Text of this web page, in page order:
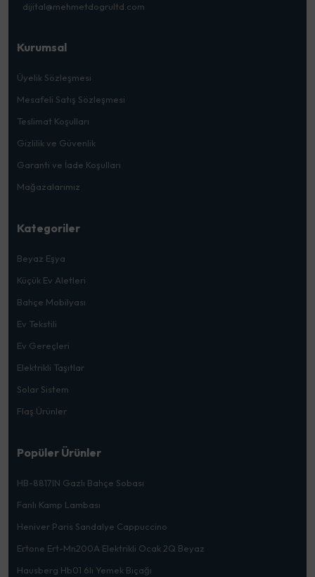
dijital@mehmetdogrultd.com
Kurumsal
Üyelik Sözleşmesi
Mesafeli Satış Sözleşmesi
Teslimat Koşulları
Gizlilik ve Güvenlik
Garanti ve İade Koşulları
Mağazalarımız
Kategoriler
Beyaz Eşya
Küçük Ev Aletleri
Bahçe Mobilyası
Ev Tekstili
Ev Gereçleri
Elektrikli Taşıtlar
Solar Sistem
Flaş Ürünler
Popüler Ürünler
HB-8817IN Gazlı Bahçe Sobası
Fanlı Kamp Lambası
Heniver Paris Sandalye Cappuccino
Ertone Ert-Mn200A Elektrikli Ocak 2Q Beyaz
Hausberg Hb01 6lı Yemek Bıçağı